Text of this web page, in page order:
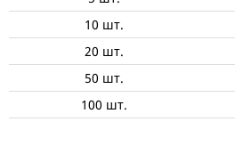
10 шт.
20 шт.
50 шт.
100 шт.